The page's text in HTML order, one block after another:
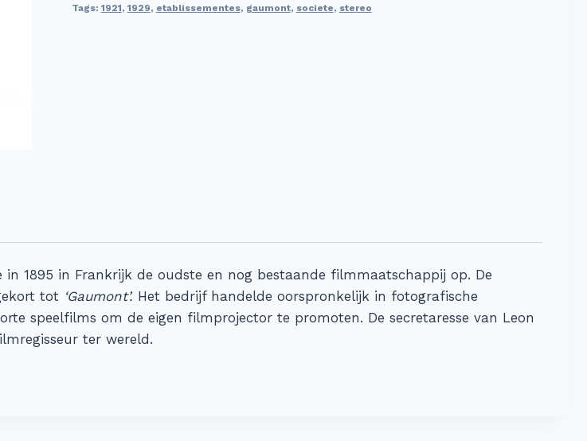
Tags: 1921, 1929, etablissementes, gaumont, societe, stereo
1895 in Frankrijk de oudste en nog bestaande filmmaatschappij op. De
tot ‘Gaumont’. Het bedrijf handelde oorspronkelijk in fotografische
speelfilms om de eigen filmprojector te promoten. De secretaresse van Leon
ter wereld.